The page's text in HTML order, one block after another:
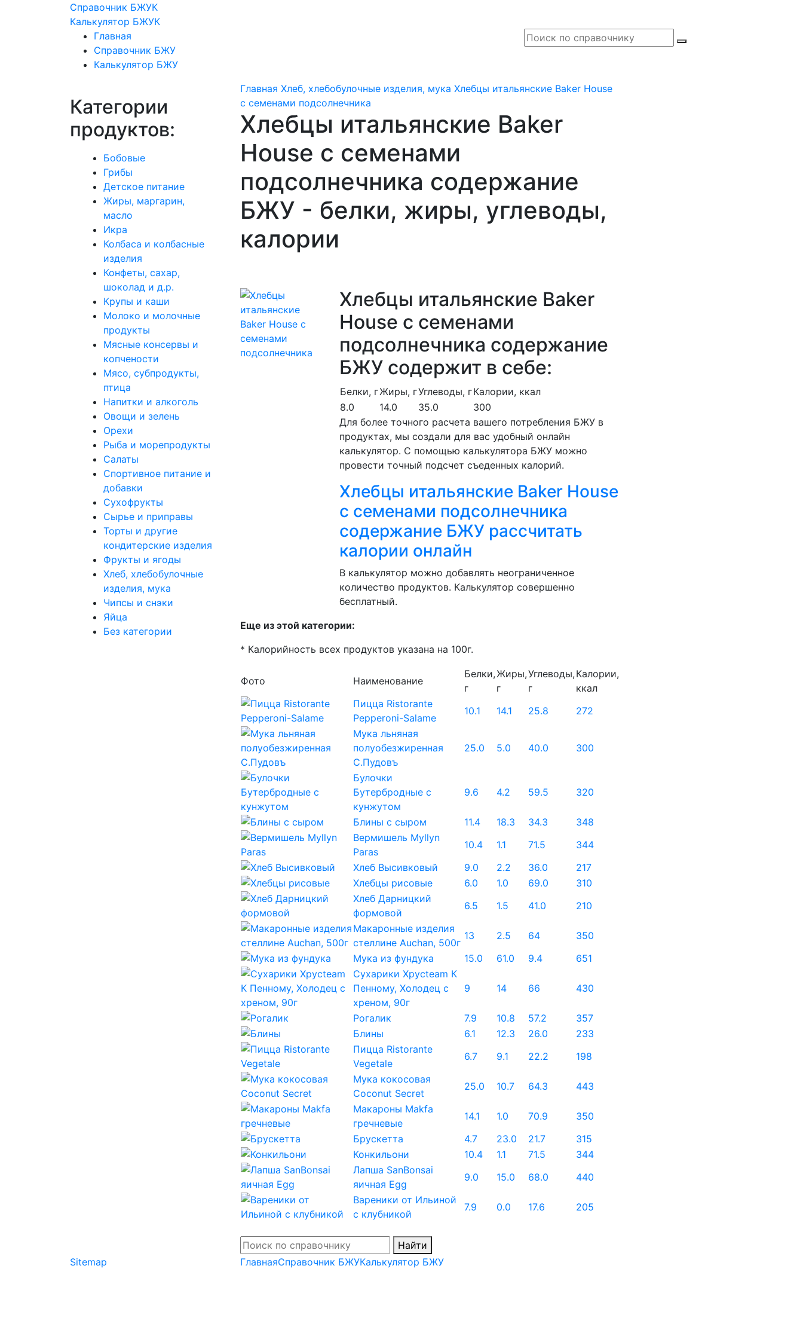
Справочник БЖУК
Калькулятор БЖУК
Главная
Справочник БЖУ
Калькулятор БЖУ
Категории
продуктов:
Бобовые
Грибы
Детское питание
Жиры, маргарин,
масло
Икра
Колбаса и колбасные
изделия
Конфеты, сахар,
шоколад и д.р.
Крупы и каши
Молоко и молочные
продукты
Мясные консервы и
копчености
Мясо, субпродукты,
птица
Напитки и алкоголь
Овощи и зелень
Орехи
Рыба и морепродукты
Салаты
Спортивное питание и
добавки
Сухофрукты
Сырье и приправы
Торты и другие
кондитерские изделия
Фрукты и ягоды
Хлеб, хлебобулочные
изделия, мука
Чипсы и снэки
Яйца
Без категории
Главная Хлеб, хлебобулочные изделия, мука Хлебцы итальянские Baker House
с семенами подсолнечника
Хлебцы итальянские Baker
House с семенами
подсолнечника содержание
БЖУ - белки, жиры, углеводы,
калории
Хлебцы итальянские Baker
House с семенами
подсолнечника содержание
БЖУ содержит в себе:
Белки, гЖиры, гУглеводы, гКалории, ккал
8.0
14.0 35.0
300
Для более точного расчета вашего потребления БЖУ в
продуктах, мы создали для вас удобный онлайн
калькулятор. С помощью калькулятора БЖУ можно
провести точный подсчет съеденных калорий.
Хлебцы итальянские Baker House
с семенами подсолнечника
содержание БЖУ рассчитать
калории онлайн
В калькулятор можно добавлять неограниченное
количество продуктов. Калькулятор совершенно
бесплатный.
Еще из этой категории:
* Калорийность всех продуктов указана на 100г.
Фото Наименование
Белки,
г
Жиры,
г
Углеводы,
г
Калории,
ккал
Пицца Ristorante
Pepperoni-Salame
10.1 14.1 25.8
272
Мука льняная
полуобезжиренная
С.Пудовъ
25.0 5.0 40.0 300
Булочки
Бутербродные с
кунжутом
9.6 4.2 59.5 320
Блины с сыром 11.4 18.3 34.3
348
Вермишель Myllyn
Paras
10.4 1.1 71.5
344
Хлеб Высивковый
9.0 2.2 36.0
217
Хлебцы рисовые
6.0 1.0 69.0
310
Хлеб Дарницкий
формовой
6.5 1.5 41.0
210
Макаронные изделия
стеллине Auchan, 500г
13 2.5 64
350
Мука из фундука
15.0 61.0 9.4
651
Сухарики Хрусteam К
Пенному, Холодец с
хреном, 90г
9 14 66 430
Рогалик 7.9 10.8 57.2
357
Блины
6.1 12.3 26.0
233
Пицца Ristorante
Vegetale
6.7 9.1 22.2
198
Мука кокосовая
Coconut Secret
25.0 10.7 64.3
443
Макароны Makfa
гречневые
14.1 1.0 70.9
350
Брускетта
4.7 23.0 21.7
315
Конкильони
10.4 1.1 71.5
344
Лапша SanBonsai
яичная Egg
9.0 15.0 68.0
440
Вареники от Ильиной
с клубникой
7.9 0.0 17.6 205
Найти
Sitemap
ГлавнаяСправочник БЖУКалькулятор БЖУ